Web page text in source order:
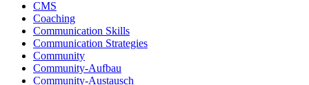
CMS
Coaching
Communication Skills
Communication Strategies
Community
Community-Aufbau
Community-Austausch